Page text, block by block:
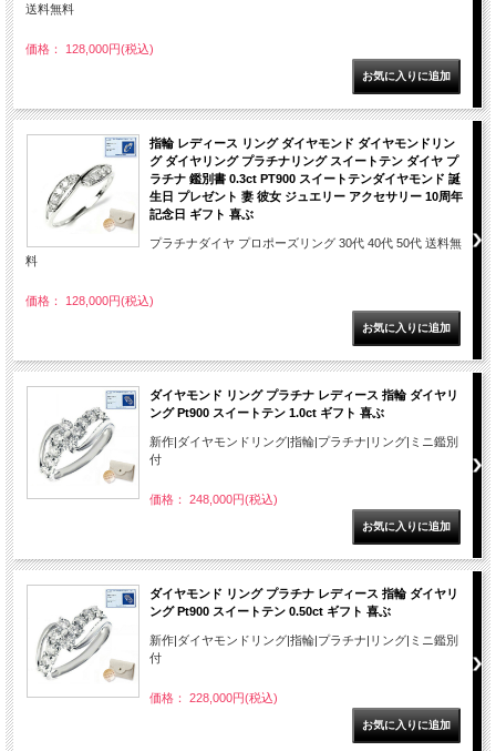
送料無料
価格： 128,000円(税込)
指輪 レディース リング ダイヤモンド ダイヤモンドリン
グ ダイヤリング プラチナリング スイートテン ダイヤ プ
ラチナ 鑑別書 0.3ct PT900 スイートテンダイヤモンド 誕
生日 プレゼント 妻 彼女 ジュエリー アクセサリー 10周年
記念日 ギフト 喜ぶ
プラチナダイヤ プロポーズリング 30代 40代 50代 送料無
料
価格： 128,000円(税込)
ダイヤモンド リング プラチナ レディース 指輪 ダイヤリ
ング Pt900 スイートテン 1.0ct ギフト 喜ぶ
新作|ダイヤモンドリング|指輪|プラチナ|リング|ミニ鑑別
付
価格： 248,000円(税込)
ダイヤモンド リング プラチナ レディース 指輪 ダイヤリ
ング Pt900 スイートテン 0.50ct ギフト 喜ぶ
新作|ダイヤモンドリング|指輪|プラチナ|リング|ミニ鑑別
付
価格： 228,000円(税込)